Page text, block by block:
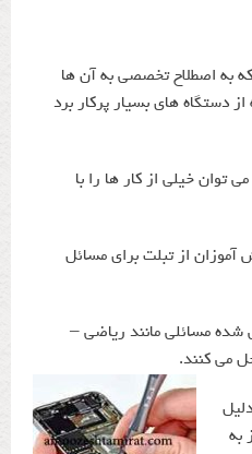
به اصطلاح تخصصی به آن ها
دستگاه های بسیار پرکار برد
توان خیلی از کار ها را با
آموزان از تبلت برای مسائل
شده مسائلی مانند ریاضی –
می کنند.
به